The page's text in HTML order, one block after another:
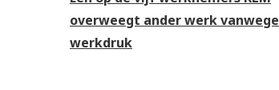
overweegt ander werk vanwege
werkdruk